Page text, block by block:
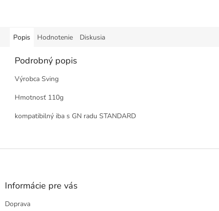
Popis Hodnotenie Diskusia
Podrobný popis
Výrobca Sving
Hmotnosť 110g
kompatibilný iba s GN radu STANDARD
Z
Informácie pre vás
Doprava